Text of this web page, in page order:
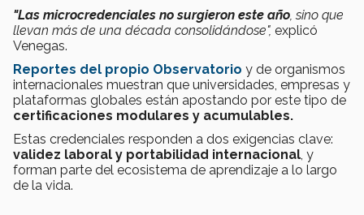
"Las microcredenciales no surgieron este año, sino que
llevan más de una década consolidándose", explicó
Venegas.
Reportes del propio Observatorio y de organismos
internacionales muestran que universidades, empresas y
plataformas globales están apostando por este tipo de
certificaciones modulares y acumulables.
Estas credenciales responden a dos exigencias clave:
validez laboral y portabilidad internacional, y
forman parte del ecosistema de aprendizaje a lo largo
de la vida.